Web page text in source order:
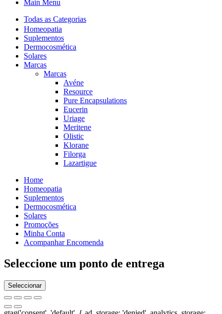
Main Menu
Todas as Categorias
Homeopatia
Suplementos
Dermocosmética
Solares
Marcas
Marcas
Avéne
Resource
Pure Encapsulations
Eucerin
Uriage
Meritene
Olistic
Klorane
Filorga
Lazartigue
Home
Homeopatia
Suplementos
Dermocosmética
Solares
Promoções
Minha Conta
Acompanhar Encomenda
Seleccione um ponto de entrega
Seleccionar